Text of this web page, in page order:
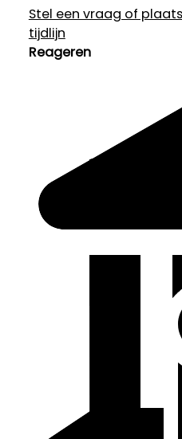
Stel een vraag of
tijdlijn
Reageren